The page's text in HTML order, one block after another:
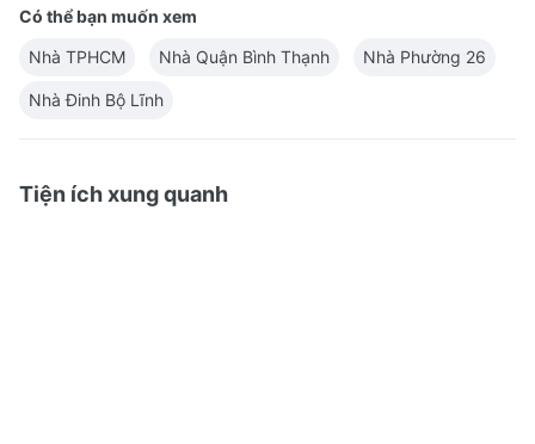
Có thể bạn muốn xem
Nhà TPHCM
Nhà Quận Bình Thạnh Nhà Phường 26
Nhà Đinh Bộ Lĩnh
Tiện ích xung quanh